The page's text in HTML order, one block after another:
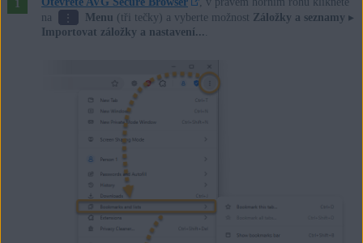
na
⋮ Menu (tři tečky) a vyberte možnost Záložky a seznamy ▸
Importovat záložky a nastavení...